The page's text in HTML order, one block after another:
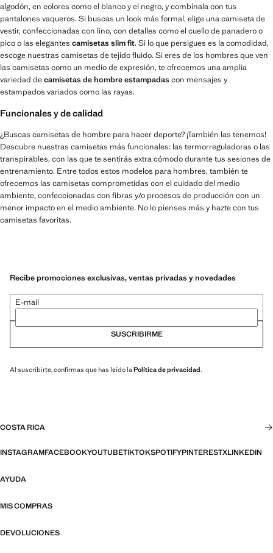
algodón, en colores como el blanco y el negro, y combínala con tus
pantalones vaqueros. Si buscas un look más formal, elige una camiseta de
vestir, confeccionadas con lino, con detalles como el cuello de panadero o
pico o las elegantes camisetas slim fit. Si lo que persigues es la comodidad,
escoge nuestras camisetas de tejido fluido. Si eres de los hombres que ven
las camisetas como un medio de expresión, te ofrecemos una amplia
variedad decamisetas de hombre estampadascon mensajes y
estampados variados como las rayas.
Funcionales y de calidad
¿Buscas camisetas de hombre para hacer deporte? ¡También las tenemos!
Descubre nuestras camisetas más funcionales: las termorreguladoras o las
transpirables, con las que te sentirás extra cómodo durante tus sesiones de
entrenamiento. Entre todos estos modelos para hombres, también te
ofrecemos las camisetas comprometidas con el cuidado del medio
ambiente, confeccionadas con fibras y/o procesos de producción con un
menor impacto en el medio ambiente. No lo pienses más y hazte con tus
camisetas favoritas.
Recibe promociones exclusivas, ventas privadas y novedades
E-mail
SUSCRIBIRME
Al suscribirte, confirmas que has leído la Política de privacidad.
COSTA RICA
INSTAGRAMFACEBOOKYOUTUBETIKTOKSPOTIFYPINTERESTXLINKEDIN
AYUDA
MIS COMPRAS
DEVOLUCIONES